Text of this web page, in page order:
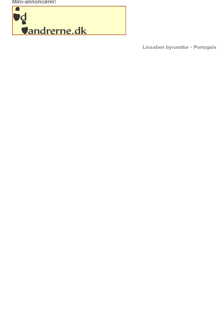
Mini-annoncører:
Lissabon byrundtur - Portugals